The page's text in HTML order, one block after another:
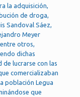
la adquisición,
de droga,
Sandoval Sáez,
Meyer
otros,
dichas
lucrarse con las
comercializaban
población Legua
que